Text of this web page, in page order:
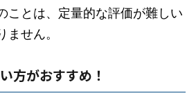
ことは、定量的な評価が難しい
せん。
方がおすすめ！